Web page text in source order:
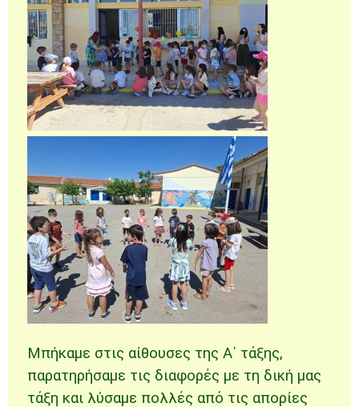
Μπήκαμε στις αίθουσες της Α΄ τάξης,
παρατηρήσαμε τις διαφορές με τη δική μας
τάξη και λύσαμε πολλές από τις απορίες